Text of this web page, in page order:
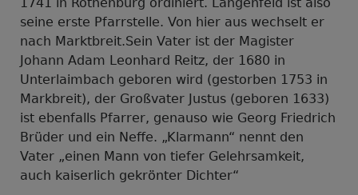
seine erste Pfarrstelle. Von hier aus wechselt er
nach Marktbreit.Sein Vater ist der Magister
Johann Adam Leonhard Reitz, der 1680 in
Unterlaimbach geboren wird (gestorben 1753 in
Markbreit), der Großvater Justus (geboren 1633)
ist ebenfalls Pfarrer, genauso wie Georg Friedrich
Brüder und ein Neffe. „Klarmann“ nennt den
Vater „einen Mann von tiefer Gelehrsamkeit,
auch kaiserlich gekrönter Dichter“